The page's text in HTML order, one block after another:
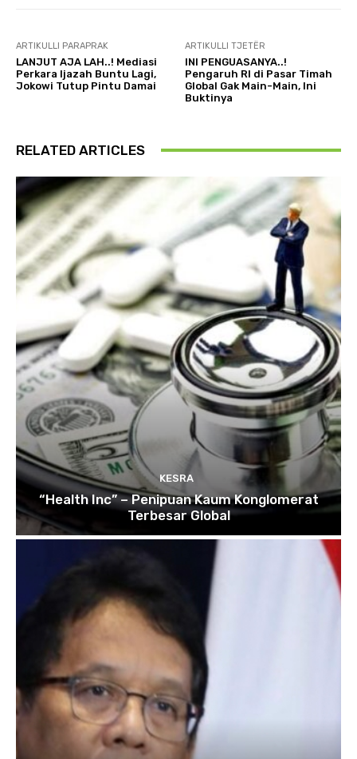
ARTIKULLI PARAPRAK
LANJUT AJA LAH..! Mediasi
Perkara Ijazah Buntu Lagi,
Jokowi Tutup Pintu Damai
ARTIKULLI TJETËR
INI PENGUASANYA..!
Pengaruh RI di Pasar Timah
Global Gak Main-Main, Ini
Buktinya
RELATED ARTICLES
KESRA
“Health Inc” – Penipuan Kaum Konglomerat
Terbesar Global